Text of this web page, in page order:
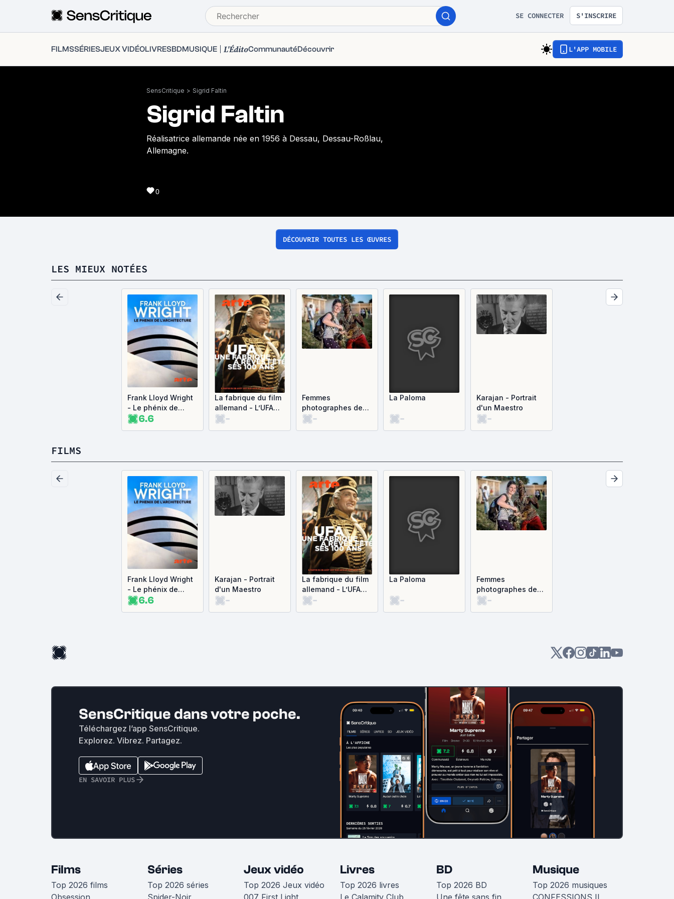
SE CONNECTER S'INSCRIRE
FILMSSÉRIESJEUX VIDÉOLIVRESBDMUSIQUE L'ÉditoCommunautéDécouvrir L'APP MOBILE
SensCritique > Sigrid Faltin
Sigrid Faltin
Réalisatrice allemande née en 1956 à Dessau, Dessau-Roßlau,
Allemagne.
0
DÉCOUVRIR TOUTES LES ŒUVRES
LES MIEUX NOTÉES
Frank Lloyd Wright
- Le phénix de
l'architecture
6.6
La fabrique du film
allemand - L’UFA
fête ses 100 ans
-
Femmes
photographes de
guerre
-
La Paloma
-
Karajan - Portrait
d'un Maestro
-
FILMS
Frank Lloyd Wright
- Le phénix de
l'architecture
6.6
Karajan - Portrait
d'un Maestro
-
La fabrique du film
allemand - L’UFA
fête ses 100 ans
-
La Paloma
-
Femmes
photographes de
guerre
-
SensCritique dans votre poche.
Téléchargez l’app SensCritique.
Explorez. Vibrez. Partagez.
EN SAVOIR PLUS
Films
Top 2026 films
Obsession
Séries
Top 2026 séries
Spider-Noir
Jeux vidéo
Top 2026 Jeux vidéo
007 First Light
Livres
Top 2026 livres
Le Calamity Club
BD
Top 2026 BD
Une fête sans fin
Musique
Top 2026 musiques
CONFESSIONS II